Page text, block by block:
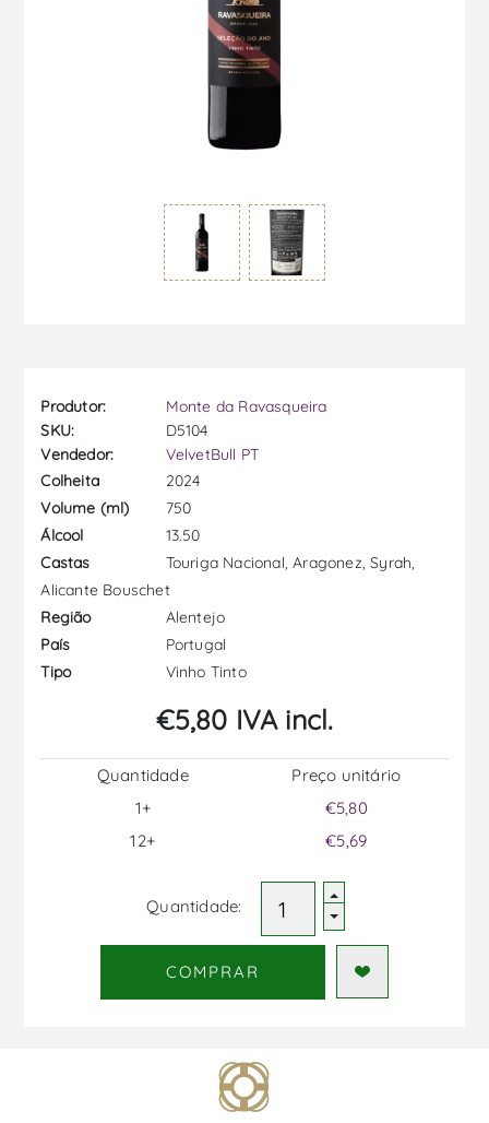
Produtor:
Monte da Ravasqueira
SKU:
D5104
Vendedor:
VelvetBull PT
Colheita
2024
Volume (ml)
750
Álcool
13.50
Castas
Touriga Nacional, Aragonez, Syrah,
Alicante Bouschet
Região
Alentejo
País
Portugal
Tipo
Vinho Tinto
€5,80 IVA incl.
Quantidade
1+
12+
Preço unitário
€5,80
€5,69
Quantidade:
COMPRAR